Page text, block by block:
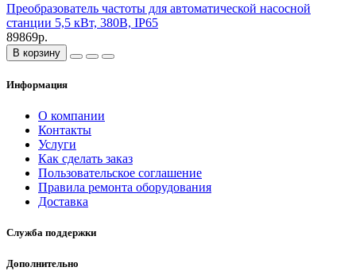
Преобразователь частоты для автоматической насосной
станции 5,5 кВт, 380В, IP65
89869р.
В корзину
Информация
О компании
Контакты
Услуги
Как сделать заказ
Пользовательское соглашение
Правила ремонта оборудования
Доставка
Служба поддержки
Дополнительно